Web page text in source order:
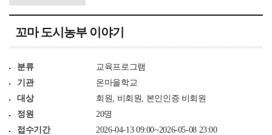
꼬마 도시농부 이야기
분류
교육프로그램
기관
온마을학교
대상
회원, 비회원, 본인인증 비회원
정원
20명
접수기간
2026-04-13 09:00~2026-05-08 23:00